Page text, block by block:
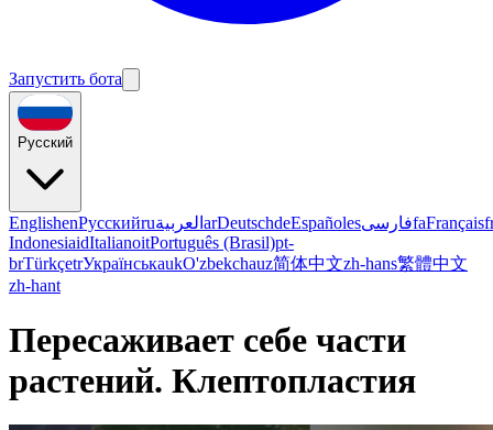
Запустить бота
Русский
EnglishenРусскийruالعربية arDeutschdeEspañolesفارسیfaFrançais
IndonesiaidItalianoitPortuguês (Brasil)pt-
brTürkçetrУкраїнськаukO'zbekchauz简体中文zh-hans繁體中文
zh-hant
Пересаживает себе части
растений. Клептопластия